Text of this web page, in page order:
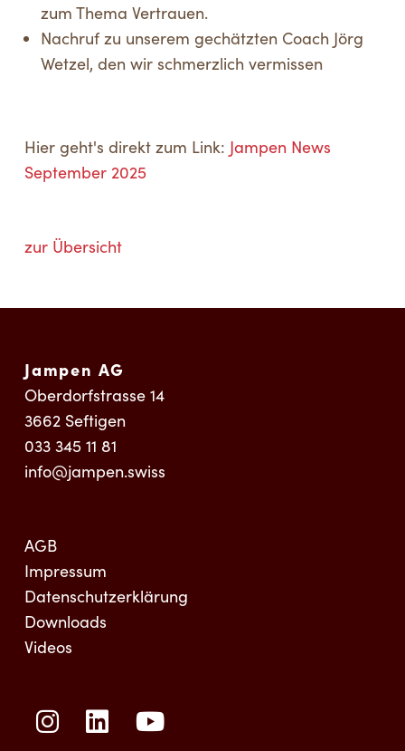
zum Thema Vertrauen.
Nachruf zu unserem gechätzten Coach Jörg
Wetzel, den wir schmerzlich vermissen
Hier geht's direkt zum Link: Jampen News
September 2025
zur Übersicht
Jampen AG
Oberdorfstrasse 14
3662 Seftigen
033 345 11 81
info@jampen.swiss
AGB
Impressum
Datenschutzerklärung
Downloads
Videos